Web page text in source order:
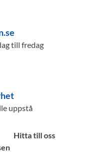
till fredag
uppstå
Hitta till oss